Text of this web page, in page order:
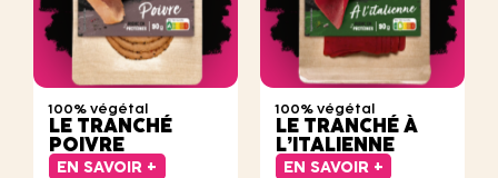
100% végétal
LE TRANCHÉ
POIVRE
EN SAVOIR +
100% végétal
LE TRANCHÉ À
L’ITALIENNE
EN SAVOIR +